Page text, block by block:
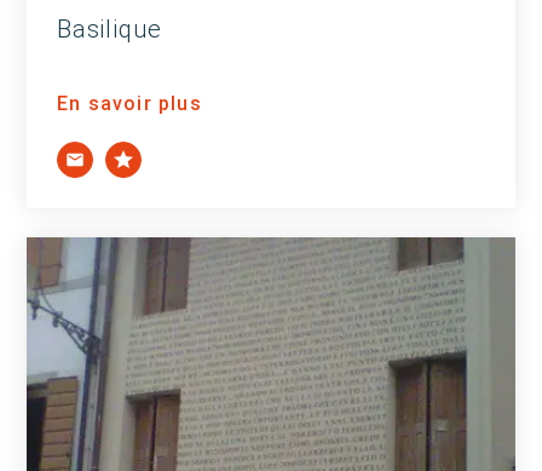
Basilique
En savoir plus